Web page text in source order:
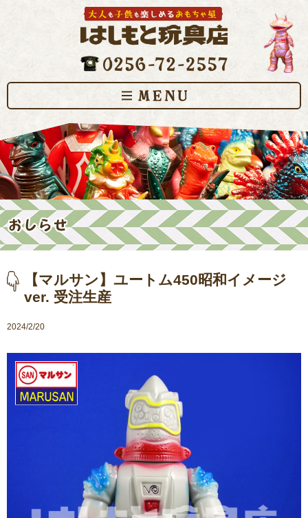
【マルサン】ユートム450昭和イメージ
ver. 受注生産
2024/2/20